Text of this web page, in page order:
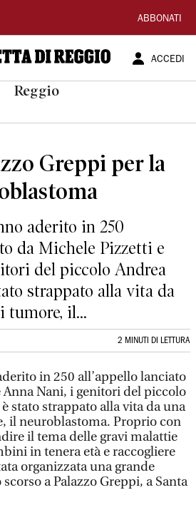
ABBONATI
ACCEDI
Reggio
Greppi per la
aderito in 250
da Michele Pizzetti e
del piccolo Andrea
strappato alla vita da
tumore, il...
2 MINUTI DI LETTURA
in 250 all’appello lanciato
Nani, i genitori del piccolo
stato strappato alla vita da una
il neuroblastoma. Proprio con
il tema delle gravi malattie
in tenera età e raccogliere
organizzata una grande
a Palazzo Greppi, a Santa